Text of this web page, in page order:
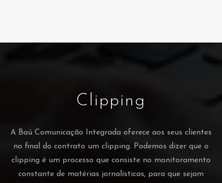
Clipping
A Baú Comunicação Integrada oferece aos seus clientes
no final do contrato um clipping. Podemos dizer que o
clipping é um processo que consiste no monitoramento
constante de matérias jornalísticas, para que sejam